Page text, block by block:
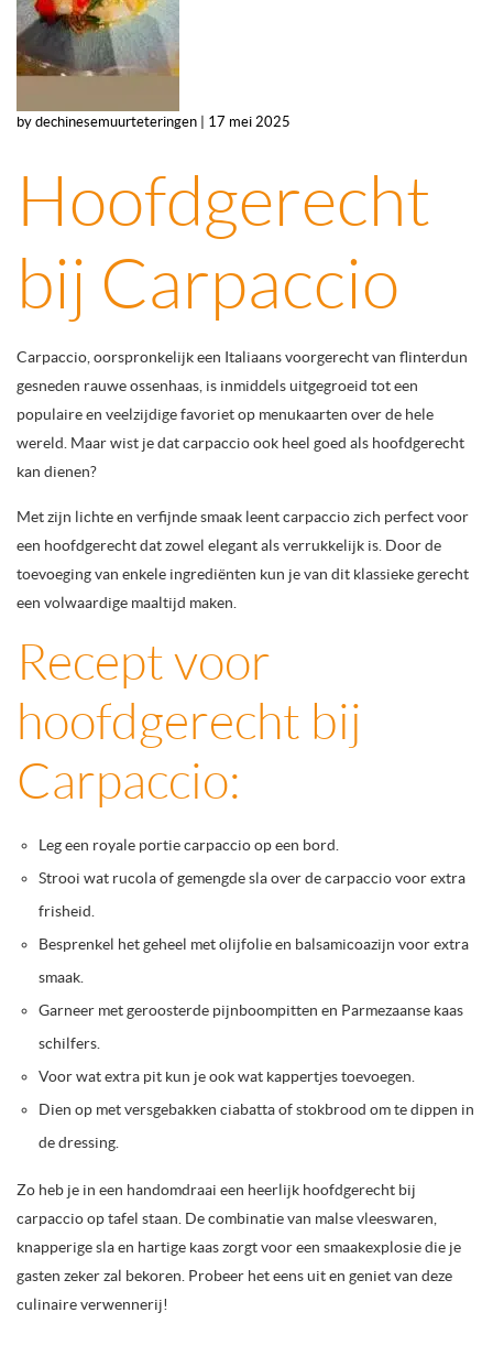
by dechinesemuurteteringen | 17 mei 2025
Hoofdgerecht
bij Carpaccio
Carpaccio, oorspronkelijk een Italiaans voorgerecht van flinterdun
gesneden rauwe ossenhaas, is inmiddels uitgegroeid tot een
populaire en veelzijdige favoriet op menukaarten over de hele
wereld. Maar wist je dat carpaccio ook heel goed als hoofdgerecht
kan dienen?
Met zijn lichte en verfijnde smaak leent carpaccio zich perfect voor
een hoofdgerecht dat zowel elegant als verrukkelijk is. Door de
toevoeging van enkele ingrediënten kun je van dit klassieke gerecht
een volwaardige maaltijd maken.
Recept voor
hoofdgerecht bij
Carpaccio:
Leg een royale portie carpaccio op een bord.
Strooi wat rucola of gemengde sla over de carpaccio voor extra
frisheid.
Besprenkel het geheel met olijfolie en balsamicoazijn voor extra
smaak.
Garneer met geroosterde pijnboompitten en Parmezaanse kaas
schilfers.
Voor wat extra pit kun je ook wat kappertjes toevoegen.
Dien op met versgebakken ciabatta of stokbrood om te dippen in
de dressing.
Zo heb je in een handomdraai een heerlijk hoofdgerecht bij
carpaccio op tafel staan. De combinatie van malse vleeswaren,
knapperige sla en hartige kaas zorgt voor een smaakexplosie die je
gasten zeker zal bekoren. Probeer het eens uit en geniet van deze
culinaire verwennerij!